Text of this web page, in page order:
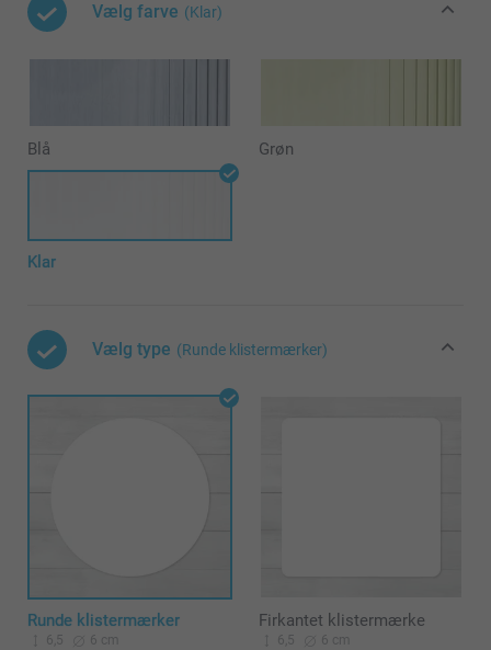
Vælg farve (Klar)
Blå Grøn
Klar
Vælg type (Runde klistermærker)
Runde klistermærker
6,5 6 cm
Firkantet klistermærke
6,5 6 cm